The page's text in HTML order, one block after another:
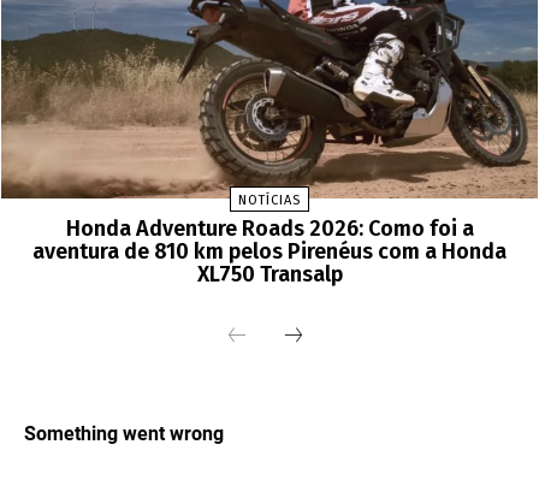
NOTÍCIAS
Honda Adventure Roads 2026: Como foi a
aventura de 810 km pelos Pirenéus com a Honda
XL750 Transalp